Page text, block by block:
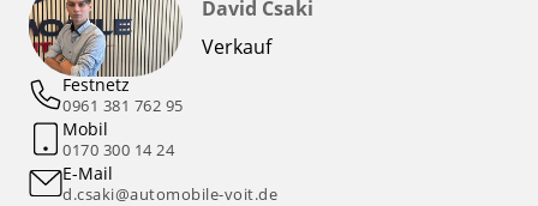
David Csaki
Verkauf
Festnetz
0961 381 762 95
Mobil
0170 300 14 24
E-Mail
d.csaki@automobile-voit.de